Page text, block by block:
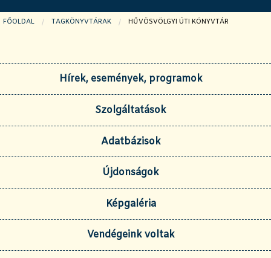
FŐOLDAL TAGKÖNYVTÁRAK JELENLEGI OLDAL:
HŰVÖSVÖLGYI ÚTI KÖNYVTÁR
Hírek, események, programok
Szolgáltatások
Adatbázisok
Újdonságok
Képgaléria
Vendégeink voltak